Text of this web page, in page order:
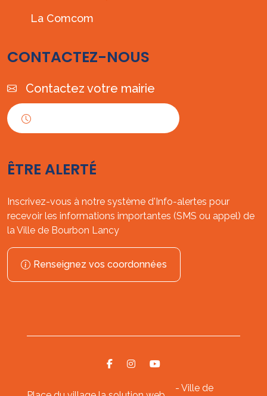
La Comcom
CONTACTEZ-NOUS
Contactez votre mairie
ÊTRE ALERTÉ
Inscrivez-vous à notre système d'Info-alertes pour
recevoir les informations importantes (SMS ou appel) de
la Ville de Bourbon Lancy
Renseignez vos coordonnées
- Ville de